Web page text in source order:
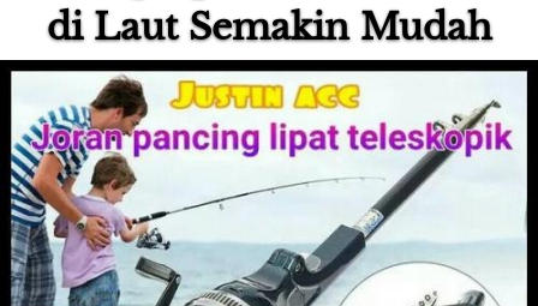
di Laut Semakin Mudah